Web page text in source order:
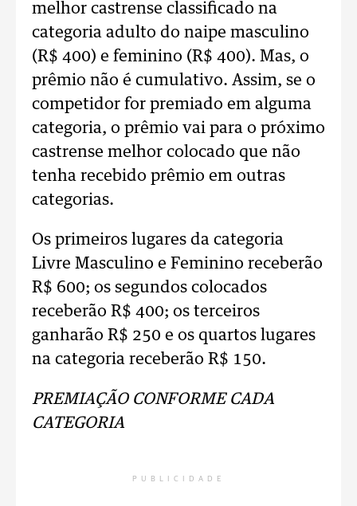
melhor castrense classificado na
categoria adulto do naipe masculino
(R$ 400) e feminino (R$ 400). Mas, o
prêmio não é cumulativo. Assim, se o
competidor for premiado em alguma
categoria, o prêmio vai para o próximo
castrense melhor colocado que não
tenha recebido prêmio em outras
categorias.
Os primeiros lugares da categoria
Livre Masculino e Feminino receberão
R$ 600; os segundos colocados
receberão R$ 400; os terceiros
ganharão R$ 250 e os quartos lugares
na categoria receberão R$ 150.
PREMIAÇÃO CONFORME CADA
CATEGORIA
PUBLICIDADE